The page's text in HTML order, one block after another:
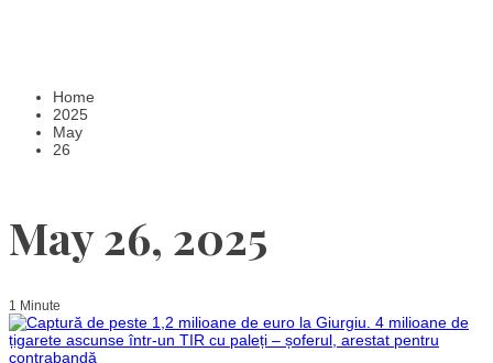
Home
2025
May
26
May 26, 2025
1 Minute